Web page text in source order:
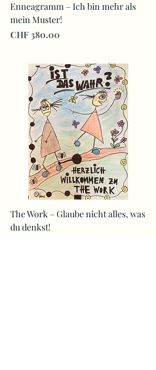
Enneagramm – Ich bin mehr als
mein Muster!
Preis
CHF 380.00
The Work – Glaube nicht alles, was
du denkst!